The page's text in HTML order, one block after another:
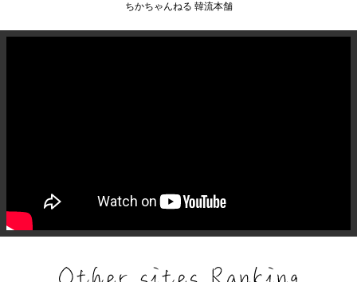
ちかちゃんねる 韓流本舗